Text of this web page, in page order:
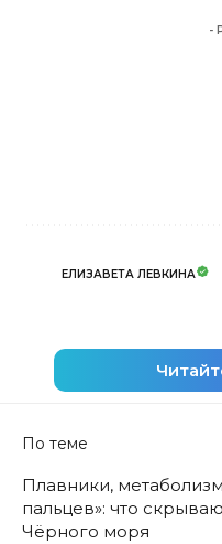
-
ЕЛИЗАВЕТА ЛЕВКИНА
По теме
Плавники,
пальцев»: что
Чёрного моря